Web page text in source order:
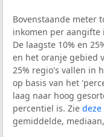
Bovenstaande meter
inkomen per aangifte
De laagste 10% en
en het oranje gebied
25% regio's vallen in
op basis van het
laag naar hoog
percentiel is. Zie
gemiddelde,